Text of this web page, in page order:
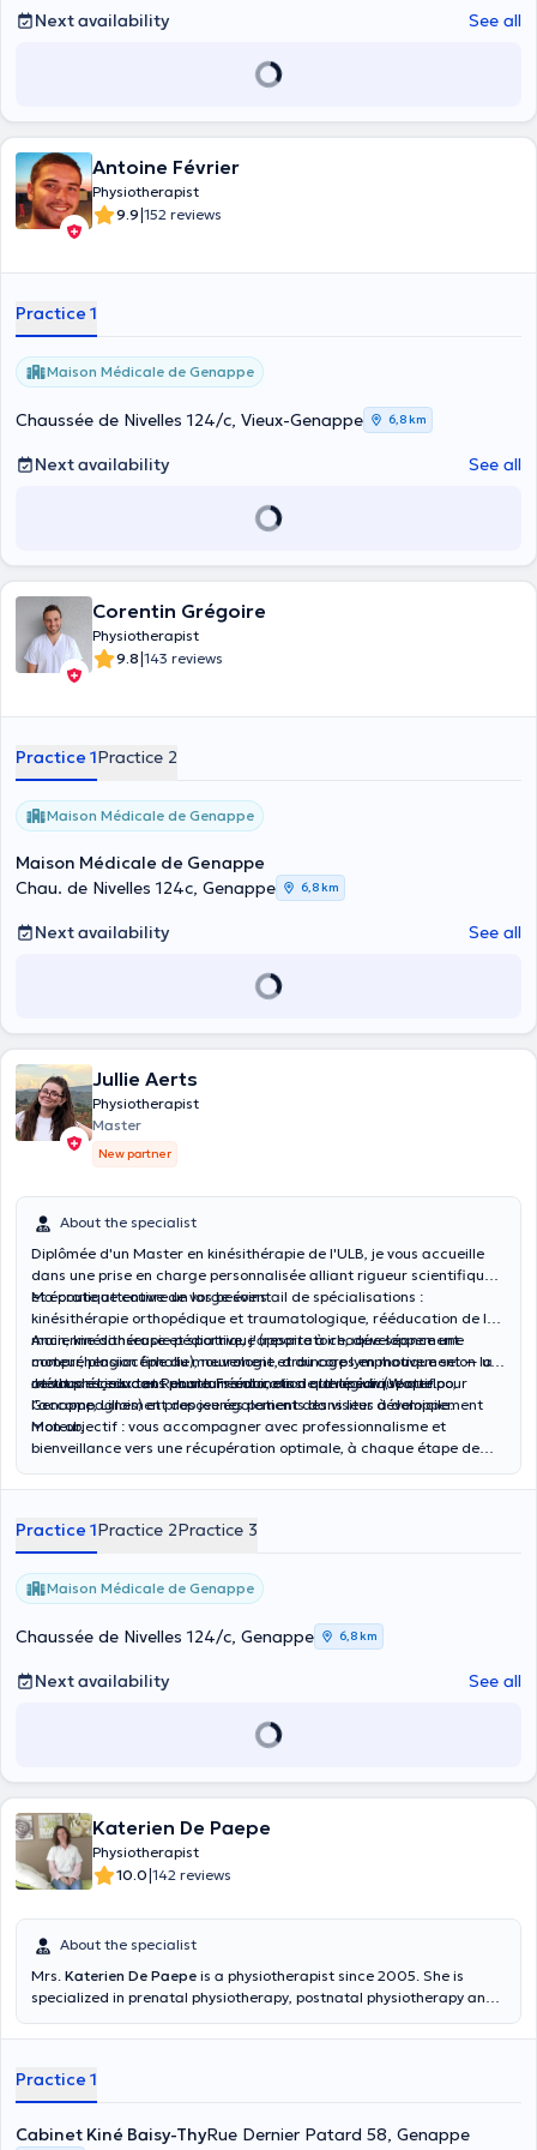
Next availability See all
Antoine Février
Physiotherapist
9.9|152 reviews
Practice 1
Maison Médicale de Genappe
Chaussée de Nivelles 124/c, Vieux-Genappe 6,8 km
Next availability See all
Corentin Grégoire
Physiotherapist
9.8|143 reviews
Practice 1Practice 2
Maison Médicale de Genappe
Maison Médicale de Genappe
Chau. de Nivelles 124c, Genappe
6,8 km
Next availability See all
Jullie Aerts
Physiotherapist
Master
New partner
About the specialist
Diplômée d'un Master en kinésithérapie de l'ULB, je vous accueille
dans une prise en charge personnalisée alliant rigueur scientifique
et écoute attentive de vos besoins.
Ma pratique couvre un large éventail de spécialisations :
kinésithérapie orthopédique et traumatologique, rééducation de la
main, kinésithérapie pédiatrique (respiratoire, développement
moteur, plagiocéphalie), neurologie, drainage lymphatique selon la
méthode Leduc et Renata Franca, ainsi que le suivi sportif.
Ancienne danseuse et sportive, j'apporte à chaque séance une
compréhension fine du mouvement et du corps en mouvement — un
atout précieux tant pour la rééducation orthopédique que pour
l'accompagnement des jeunes patients dans leur développement
moteur.
Je vous reçois dans plusieurs cabinets de la région (Waterloo,
Genappe, Lillois) et propose également des visites à domicile.
Mon objectif : vous accompagner avec professionnalisme et
bienveillance vers une récupération optimale, à chaque étape de
Practice 1Practice 2Practice 3
Maison Médicale de Genappe
Chaussée de Nivelles 124/c, Genappe 6,8 km
Next availability See all
Katerien De Paepe
Physiotherapist
10.0|142 reviews
About the specialist
Mrs. Katerien De Paepe is a physiotherapist since 2005. She is
specialized in prenatal physiotherapy, postnatal physiotherapy and
physiotherapy in perineology at the UCL in 2008. She welcomes you
hesitate any longer and make an appointment!
Practice 1
Cabinet Kiné Baisy-ThyRue Dernier Patard 58, Genappe